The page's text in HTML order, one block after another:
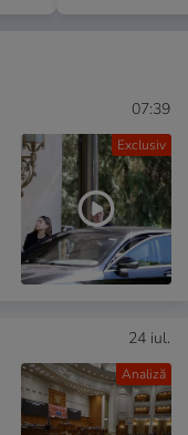
Exclusiv
07:39
Analiză
24 iul.